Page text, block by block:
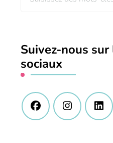
?
Suivez-nous
sociaux